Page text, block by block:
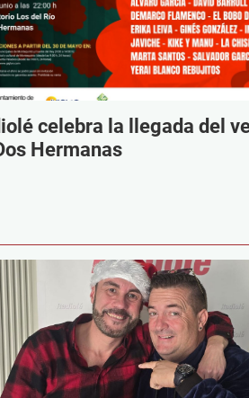
celebra la llegada del
Hermanas